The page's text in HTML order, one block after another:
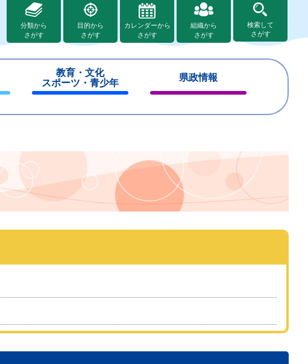
分類から
さがす
目的から
さがす
カレンダーから
さがす
組織から
さがす
検索して
さがす
教育・文化
スポーツ・青少年
じ
県政情報
じ